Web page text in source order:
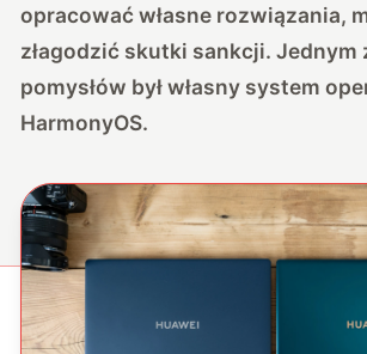
opracować własne rozwiązania,
złagodzić skutki sankcji. Jednym
pomysłów był własny system
HarmonyOS.